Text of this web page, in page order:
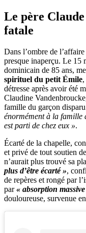
Le père
fatale
Dans l’ombre de
presque inaperçu. Le 15
dominicain de 85 ans,
spirituel du petit Émile
détresse après avoir été
Claudine
famille du garçon
énormément à la famille
est parti de chez eux ».
Écarté de la chapelle,
et privé de tout soutien
n’aurait plus trouvé sa
plus d’être écarté »,
de repères et rongé par
par« absorption
douloureuse, survenue